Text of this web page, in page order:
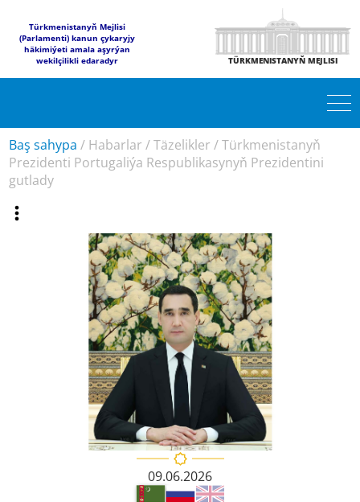
Türkmenistanyň Mejlisi
(Parlamenti) kanun çykaryjy
häkimiýeti amala aşyrýan
wekilçilikli edaradyr
TÜRKMENISTANYŇ MEJLISI
Baş sahypa / Habarlar /Täzelikler /Türkmenistanyň
Prezidenti Portugaliýa Respublikasynyň Prezidentini
gutlady
09.06.2026